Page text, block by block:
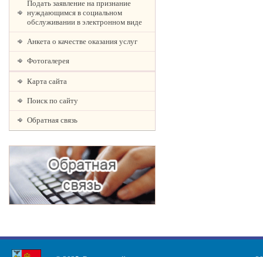
Подать заявление на признание
нуждающимся в социальном
обслуживании в электронном виде
Анкета о качестве оказания услуг
Фотогалерея
Карта сайта
Поиск по сайту
Обратная связь